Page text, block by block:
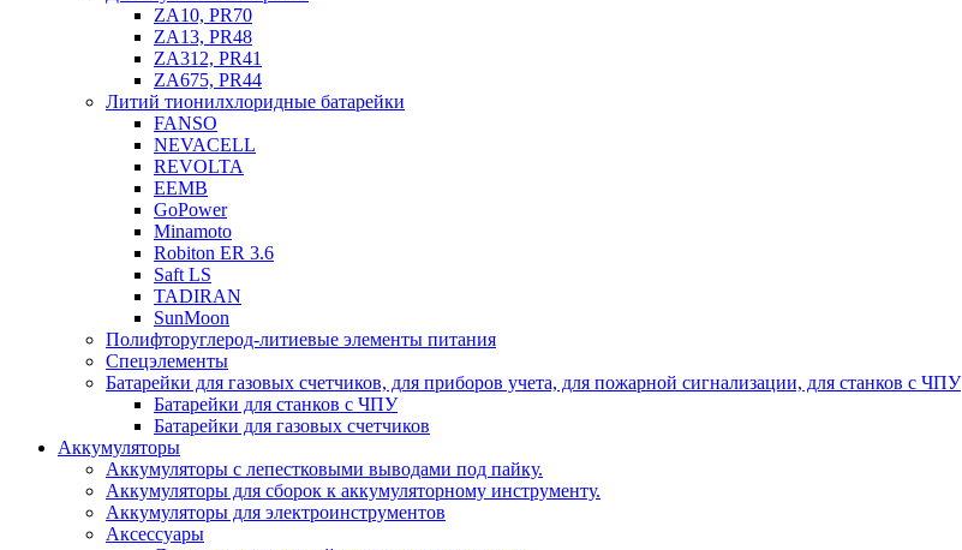
ZA10, PR70
ZA13, PR48
ZA312, PR41
ZA675, PR44
Литий тионилхлоридные батарейки
FANSO
NEVACELL
REVOLTA
EEMB
GoPower
Minamoto
Robiton ER 3.6
Saft LS
TADIRAN
SunMoon
Полифторуглерод-литиевые элементы питания
Спецэлементы
Батарейки для газовых счетчиков, для приборов учета, для пожарной сигнализации, для станков с ЧПУ
Батарейки для станков с ЧПУ
Батарейки для газовых счетчиков
Аккумуляторы
Аккумуляторы с лепестковыми выводами под пайку.
Аккумуляторы для сборок к аккумуляторному инструменту.
Аккумуляторы для электроинструментов
Аксессуары